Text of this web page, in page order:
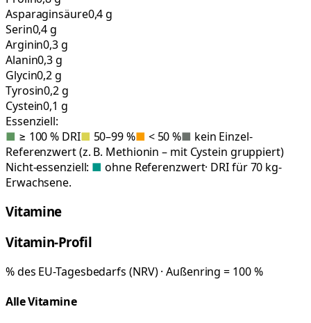
Asparaginsäure0,4 g
Serin0,4 g
Arginin0,3 g
Alanin0,3 g
Glycin0,2 g
Tyrosin0,2 g
Cystein0,1 g
Essenziell:
■ ≥ 100 % DRI■ 50–99 %■ < 50 %■ kein Einzel-
Referenzwert (z. B. Methionin – mit Cystein gruppiert)
Nicht-essenziell: ■ ohne Referenzwert· DRI für 70 kg-
Erwachsene.
Vitamine
Vitamin-Profil
% des EU-Tagesbedarfs (NRV) · Außenring = 100 %
Alle Vitamine